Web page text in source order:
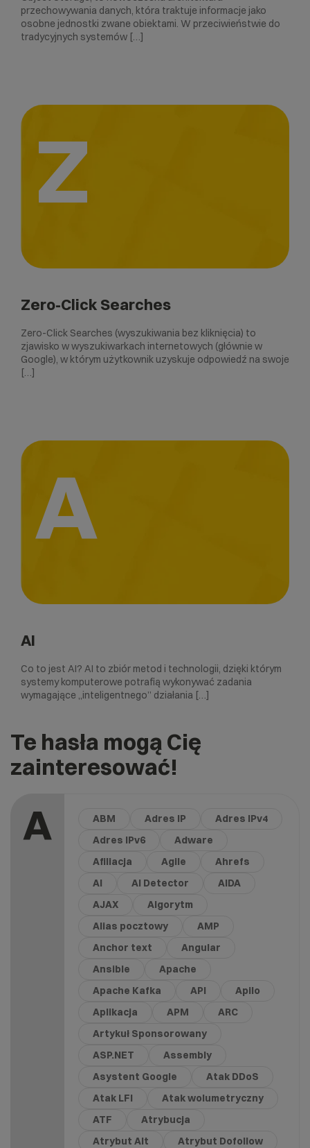
przechowywania danych, która traktuje informacje jako
osobne jednostki zwane obiektami. W przeciwieństwie do
tradycyjnych systemów […]
Z
Zero-Click Searches
Zero-Click Searches (wyszukiwania bez kliknięcia) to
zjawisko w wyszukiwarkach internetowych (głównie w
Google), w którym użytkownik uzyskuje odpowiedź na swoje
[…]
A
AI
Co to jest AI? AI to zbiór metod i technologii, dzięki którym
systemy komputerowe potrafią wykonywać zadania
wymagające „inteligentnego” działania […]
Te hasła mogą Cię
zainteresować!
A ABM Adres IP
Adres IPv4
Adres IPv6
Adware
Afiliacja
Agile
Ahrefs
AI
AI Detector
AIDA
AJAX
Algorytm
Alias pocztowy
AMP
Anchor text
Angular
Ansible
Apache
Apache Kafka
API
Apilo
Aplikacja
APM
ARC
Artykuł Sponsorowany
ASP.NET
Assembly
Asystent Google
Atak DDoS
Atak LFI
Atak wolumetryczny
ATF
Atrybucja
Atrybut Alt
Atrybut Dofollow